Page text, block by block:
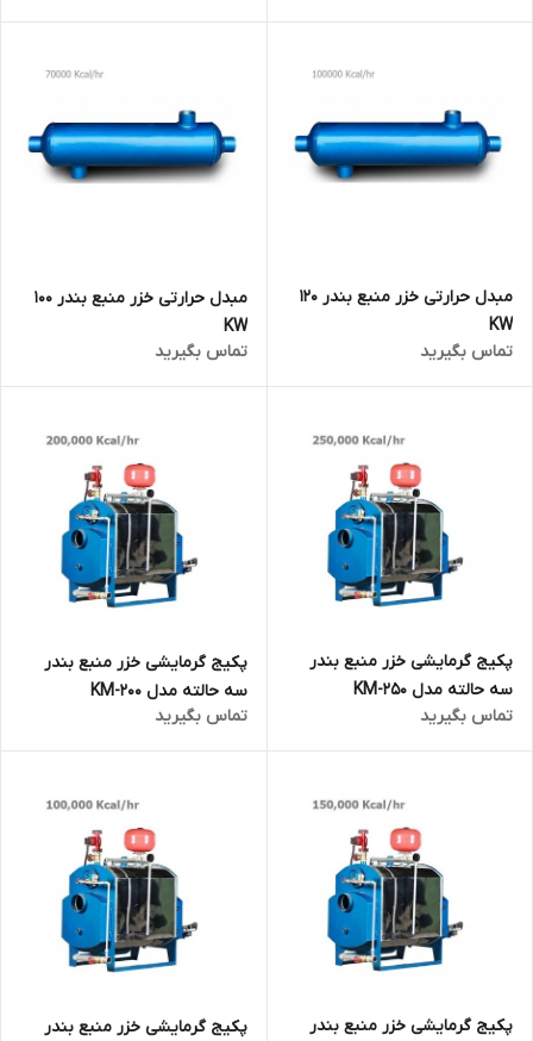
مبدل حرارتی خزر منبع بندر 120
KW
تماس بگیرید
مبدل حرارتی خزر منبع بندر 100
KW
تماس بگیرید
پکیج گرمایشی خزر منبع بندر
سه حالته مدل KM-250
تماس بگیرید
پکیج گرمایشی خزر منبع بندر
سه حالته مدل KM-200
تماس بگیرید
پکیج گرمایشی خزر منبع بندر
پکیج گرمایشی خزر منبع بندر